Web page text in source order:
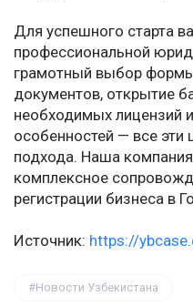
Для успешного старта
профессиональной
грамотный выбор
документов, открытие
необходимых лицензий
особенностей — все эти
подхода. Наша
комплексное
регистрации бизнеса в
Источник: https://
Новости Узбекистана